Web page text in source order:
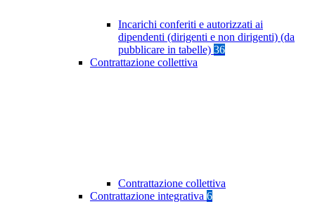
Incarichi conferiti e autorizzati ai
dipendenti (dirigenti e non dirigenti) (da
pubblicare in tabelle) 36
Contrattazione collettiva
Contrattazione collettiva
Contrattazione integrativa 6